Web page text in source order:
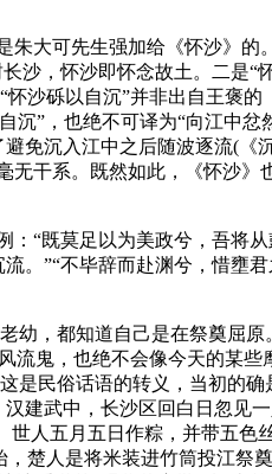
大可先生强加给《怀沙》的
沙，怀沙即怀念故土。二是“
沙砾以自沉”并非出自王褒
”，也绝不可译为“向江中忿
免沉入江中之后随波逐流(《
干系。既然如此，《怀沙》
“既莫足以为美政兮，吾将
。”“不毕辞而赴渊兮，惜壅
，都知道自己是在祭奠屈原
流鬼，也绝不会像今天的某些
民俗话语的转义，当初的确
建武中，长沙区回白日忽见
世人五月五日作粽，并带五色
楚人是将米装进竹筒投江祭